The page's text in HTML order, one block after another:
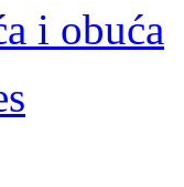
i obuća